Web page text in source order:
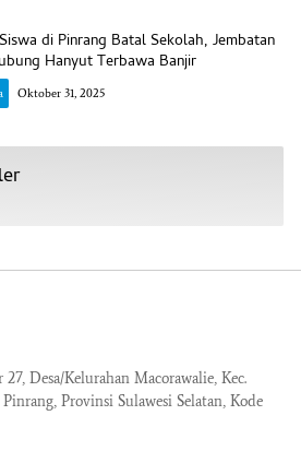
di Pinrang Batal Sekolah, Jembatan
Hanyut Terbawa Banjir
Oktober 31, 2025
Desa/Kelurahan Macorawalie, Kec.
Provinsi Sulawesi Selatan, Kode